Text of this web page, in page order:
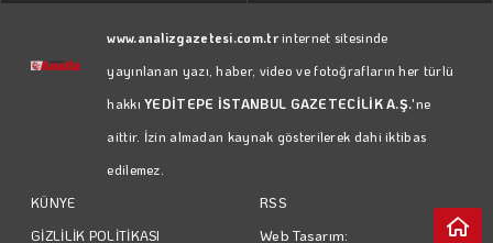
www.analizgazetesi.com.trinternet sitesinde
yayınlanan yazı, haber, video ve fotoğrafların her türlü
hakkıYEDİTEPE İSTANBUL GAZETECİLİK A.Ş.'ne
aittir. İzin almadan kaynak gösterilerek dahi iktibas
edilemez.
KÜNYE
GİZLİLİK POLİTİKASI
RSS
Web Tasarım: